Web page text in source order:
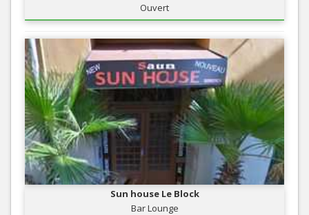
Ouvert
Sun house Le Block
Bar Lounge